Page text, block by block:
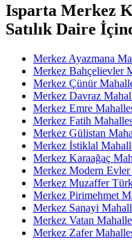
Isparta Merkez
Satılık Daire
Merkez Ayazmana
Merkez Bahçelievler
Merkez Çünür
Merkez Davraz
Merkez Emre
Merkez Fatih
Merkez Gülistan
Merkez İstiklal
Merkez Karaağaç
Merkez Modern Evler
Merkez Muzaffer
Merkez Pirimehmet
Merkez Sanayi
Merkez Vatan
Merkez Zafer